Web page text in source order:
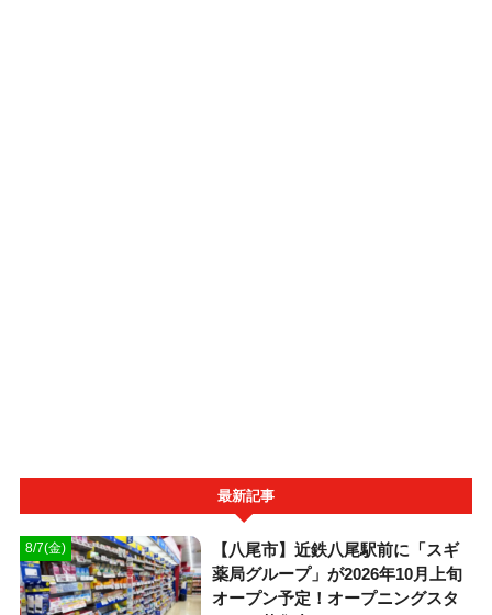
最新記事
8/7(金)
【八尾市】近鉄八尾駅前に「スギ
薬局グループ」が2026年10月上旬
オープン予定！オープニングスタ